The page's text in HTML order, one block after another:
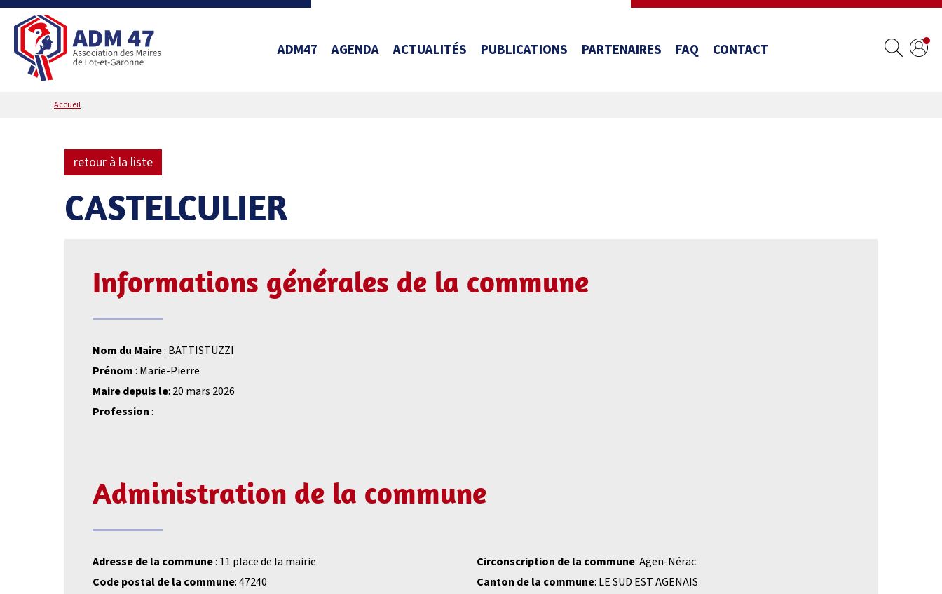
ADM47 AGENDA ACTUALITÉS PUBLICATIONS PARTENAIRES FAQ CONTACT
Accueil
retour à la liste
CASTELCULIER
Informations générales de la commune
Nom du Maire: BATTISTUZZI
Prénom: Marie-Pierre
Maire depuis le: 20 mars 2026
Profession:
Administration de la commune
Adresse de la commune: 11 place de la mairie
Code postal de la commune: 47240
Circonscription de la commune: Agen-Nérac
Canton de la commune: LE SUD EST AGENAIS